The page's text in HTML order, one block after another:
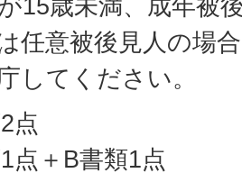
15歳未満、成年被
任意被後見人の場
してください。
点
1点＋B書類1点